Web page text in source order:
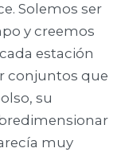
Solemos ser
y creemos
estación
conjuntos que
su
muy